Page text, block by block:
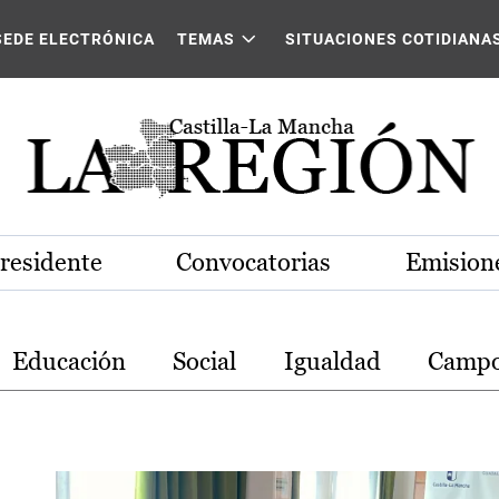
La Mancha
ELECTRÓNICA TEMAS SITUACIONES
Convocatorias
Educación Social Igualdad